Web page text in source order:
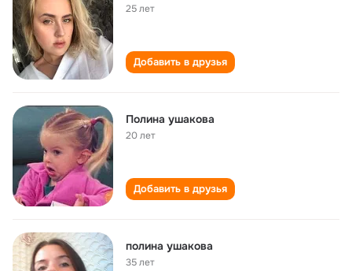
25 лет
Добавить в друзья
Полина ушакова
20 лет
Добавить в друзья
полина ушакова
35 лет